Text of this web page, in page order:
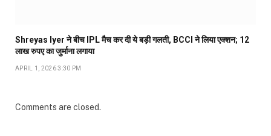
Shreyas Iyer ने बीच IPL मैच कर दी ये बड़ी गलती, BCCI ने लिया एक्शन; 12
लाख रुपए का जुर्माना लगाया
APRIL 1, 2026 3:30 PM
Comments are closed.